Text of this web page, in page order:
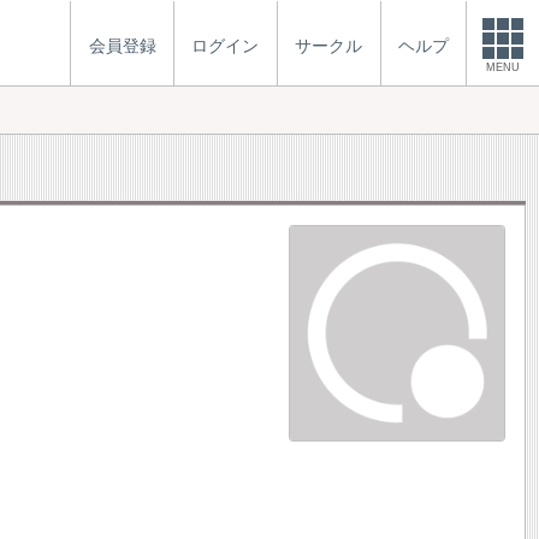
会員登録 ログイン サークル ヘルプ
MENU